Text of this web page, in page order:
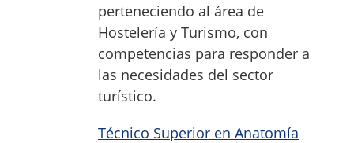
perteneciendo al área de
Hostelería y Turismo, con
competencias para responder a
las necesidades del sector
turístico.
Técnico Superior en Anatomía